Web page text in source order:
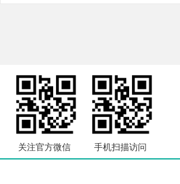
关注官方微信 手机扫描访问